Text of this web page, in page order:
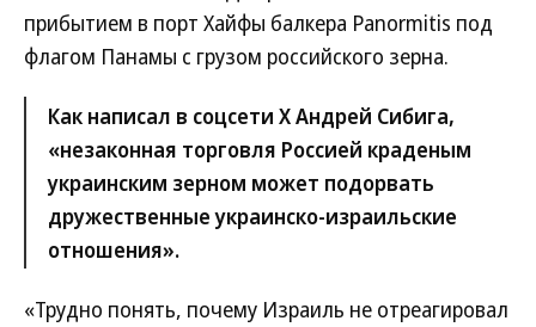
прибытием в порт Хайфы балкера Panormitis под
флагом Панамы с грузом российского зерна.
Как написал в соцсети Х Андрей Сибига,
«незаконная торговля Россией краденым
украинским зерном может подорвать
дружественные украинско-израильские
отношения».
«Трудно понять, почему Израиль не отреагировал